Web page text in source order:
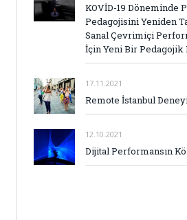
KOVİD-19 Döneminde
Pedagojisini Yeniden
Sanal Çevrimiçi
İçin Yeni Bir Pedagojik
17.11.2021
Remote İstanbul
12.10.2021
Dijital Performansın